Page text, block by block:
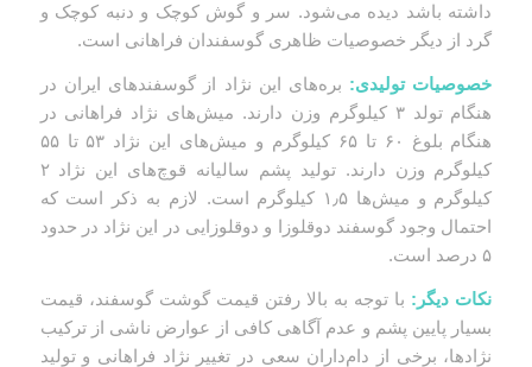
داشته باشد دیده می‌شود. سر و گوش کوچک و دنبه کوچک و
گرد از دیگر خصوصیات ظاهری گوسفندان فراهانی است.
خصوصیات تولیدی: بره‌های این نژاد از گوسفندهای ایران در
هنگام تولد ۳ کیلوگرم وزن دارند. میش‌های نژاد فراهانی در
هنگام بلوغ ۶۰ تا ۶۵ کیلوگرم و میش‌های این نژاد ۵۳ تا ۵۵
کیلوگرم وزن دارند. تولید پشم سالیانه قوچ‌های این نژاد ۲
کیلوگرم و میش‌ها ۱٫۵ کیلوگرم است. لازم به ذکر است که
احتمال وجود گوسفند دوقلوزا و دوقلوزایی در این نژاد در حدود
۵ درصد است.
نکات دیگر: با توجه به بالا رفتن قیمت گوشت گوسفند، قیمت
بسیار پایین پشم و عدم آگاهی کافی از عوارض ناشی از ترکیب
نژادها، برخی از دام‌داران سعی در تغییر نژاد فراهانی و تولید